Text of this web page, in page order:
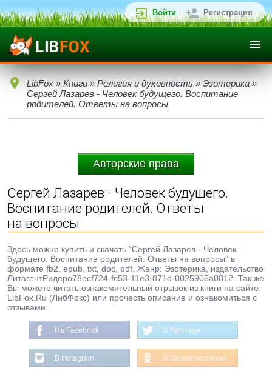
Войти Регистрация
LibFox » Книги » Религия и духовность » Эзотерика »
Сергей Лазарев - Человек будущего. Воспитание
родителей. Ответы на вопросы
Авторские права
Сергей Лазарев - Человек будущего.
Воспитание родителей. Ответы
на вопросы
Здесь можно купить и скачать "Сергей Лазарев - Человек
будущего. Воспитание родителей. Ответы на вопросы" в
формате fb2, epub, txt, doc, pdf. Жанр: Эзотерика, издательство
ЛитагентРидеро78ecf724-fc53-11e3-871d-0025905a0812. Так же
Вы можете читать ознакомительный отрывок из книги на сайте
LibFox.Ru (ЛибФокс) или прочесть описание и ознакомиться с
отзывами.
На Facebook В Твиттере
В Instagram В Одноклассниках